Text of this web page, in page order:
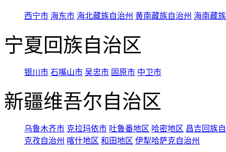
西宁市 海东市 海北藏族自治州 黄南藏族自治州 海南藏
宁夏回族自治区
银川市 石嘴山市 吴忠市 固原市 中卫市
新疆维吾尔自治区
乌鲁木齐市 克拉玛依市 吐鲁番地区 哈密地区 昌吉回族
克孜自治州 喀什地区 和田地区 伊犁哈萨克自治州